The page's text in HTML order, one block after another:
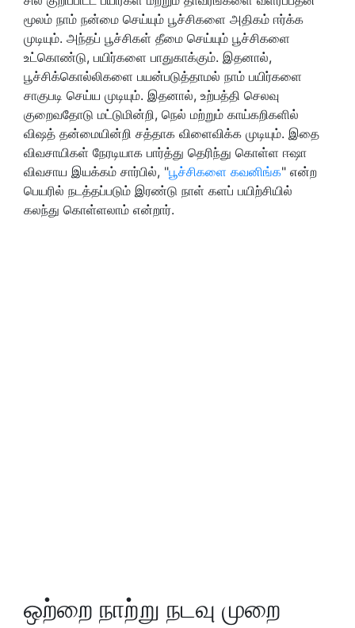
மூலம் நாம் நன்மை செய்யும் பூச்சிகளை அதிகம் ஈர்க்க
முடியும். அந்தப் பூச்சிகள் தீமை செய்யும் பூச்சிகளை
உட்கொண்டு, பயிர்களை பாதுகாக்கும். இதனால்,
பூச்சிக்கொல்லிகளை பயன்படுத்தாமல் நாம் பயிர்களை
சாகுபடி செய்ய முடியும். இதனால், உற்பத்தி செலவு
குறைவதோடு மட்டுமின்றி, நெல் மற்றும் காய்கறிகளில்
விஷத் தன்மையின்றி சத்தாக விளைவிக்க முடியும். இதை
விவசாயிகள் நேரடியாக பார்த்து தெரிந்து கொள்ள ஈஷா
விவசாய இயக்கம் சார்பில், "பூச்சிகளை கவனிங்க" என்ற
பெயரில் நடத்தப்படும் இரண்டு நாள் களப் பயிற்சியில்
கலந்து கொள்ளலாம் என்றார்.
ஒற்றை நாற்று நடவு முறை